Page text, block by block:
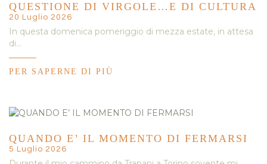
QUESTIONE DI VIRGOLE…E DI CULTURA
20 Luglio 2026
In questa domenica pomeriggio di mezza estate, in attesa
di…
PER SAPERNE DI PIÙ
QUANDO E’ IL MOMENTO DI FERMARSI
5 Luglio 2026